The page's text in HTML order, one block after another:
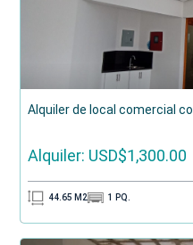
Alquiler de local comercial
Alquiler: USD$1,300.00
44.65 M2 1 PQ.